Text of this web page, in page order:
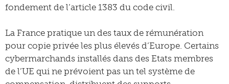
fondement de l’article 1383 du code civil.
La France pratique un des taux de rémunération
pour copie privée les plus élevés d’Europe. Certains
cybermarchands installés dans des Etats membres
de l’UE qui ne prévoient pas un tel système de